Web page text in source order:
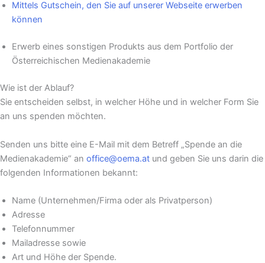
Mittels Gutschein, den Sie auf unserer Webseite erwerben
können
Erwerb eines sonstigen Produkts aus dem Portfolio der
Österreichischen Medienakademie
Wie ist der Ablauf?
Sie entscheiden selbst, in welcher Höhe und in welcher Form Sie
an uns spenden möchten.
Senden uns bitte eine E-Mail mit dem Betreff „Spende an die
Medienakademie“ an office@oema.at und geben Sie uns darin die
folgenden Informationen bekannt:
Name (Unternehmen/Firma oder als Privatperson)
Adresse
Telefonnummer
Mailadresse sowie
Art und Höhe der Spende.